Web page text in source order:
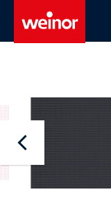
Skip to main content